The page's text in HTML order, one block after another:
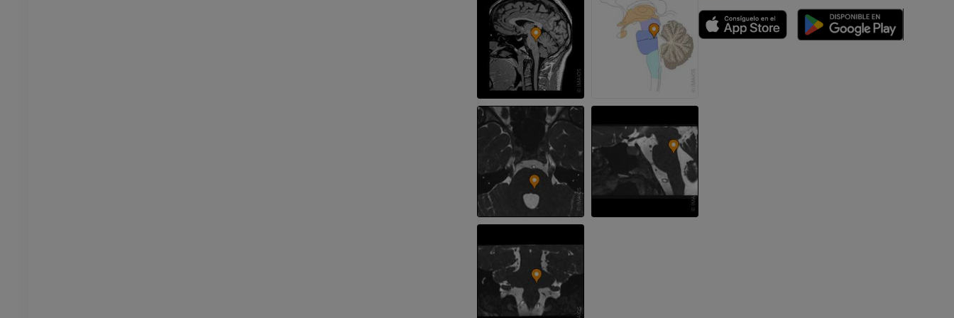
ATC de la extremidad
inferior
TAC
PREMIUM
Pierna (arterias y huesos)
TAC
GRATIS
Arteriografía de miembros
inferiores
Angiografía